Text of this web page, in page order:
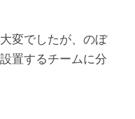
変でしたが、 のぼ
置するチームに分